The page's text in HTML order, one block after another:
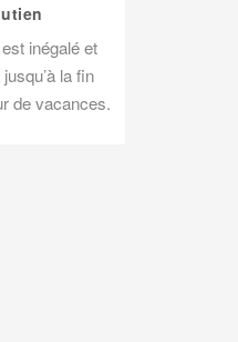
inégalé et
la fin
de vacances.